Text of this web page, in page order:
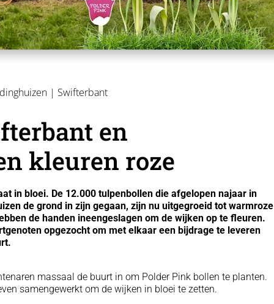
| Swifterbant
en
kleuren roze
in bloei. De 12.000 tulpenbollen die afgelopen najaar in
de grond in zijn gegaan, zijn nu uitgegroeid tot warmroze
de handen ineengeslagen om de wijken op te fleuren.
opgezocht om met elkaar een bijdrage te leveren
massaal de buurt in om Polder Pink bollen te planten.
samengewerkt om de wijken in bloei te zetten.